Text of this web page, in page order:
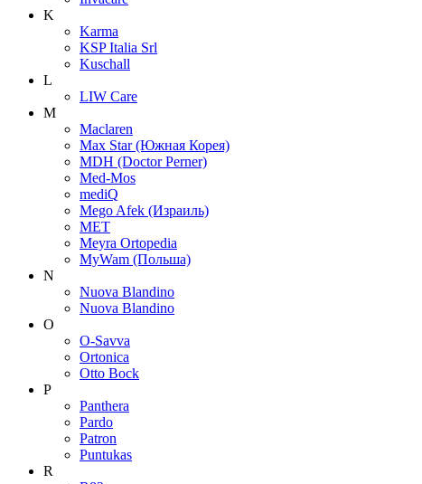
K
Karma
KSP Italia Srl
Kuschall
L
LIW Care
M
Maclaren
Max Star (Южная Корея)
MDH (Doctor Perner)
Med-Mos
mediQ
Mego Afek (Израиль)
MET
Meyra Ortopedia
MyWam (Польша)
N
Nuova Blandino
Nuova Blandino
O
O-Savva
Ortonica
Otto Bock
P
Panthera
Pardo
Patron
Puntukas
R